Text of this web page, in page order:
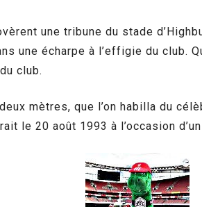
une tribune du stade
une écharpe à l’effigie du club.
club.
mètres, que l’on habilla du
le 20 août 1993 à l’occasion